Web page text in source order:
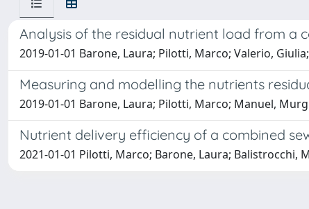
Analysis of the residual nutrient load from a
2019-01-01 Barone, Laura; Pilotti, Marco; Valerio,
Measuring and modelling the nutrients
2019-01-01 Barone, Laura; Pilotti, Marco; Manuel,
Nutrient delivery efficiency of a combined
2021-01-01 Pilotti, Marco; Barone, Laura; Balistrocchi,